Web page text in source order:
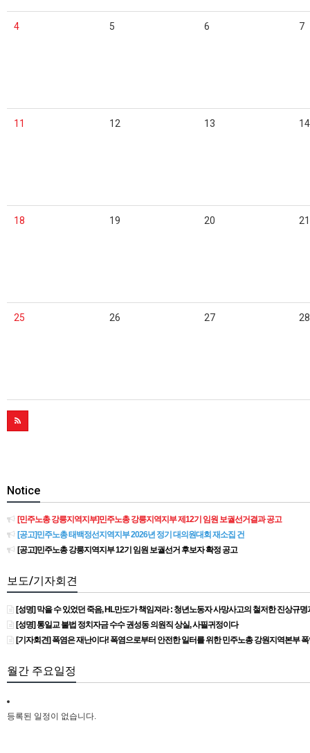
4 5 6 7
11 12 13 14
18 19 20 21
25 26 27 28
Notice
[민주노총 강릉지역지부]민주노총 강릉지역지부 제12기 임원 보궐선거결과 공고
[공고]민주노총 태백정선지역지부 2026년 정기 대의원대회 재소집 건
[공고]민주노총 강릉지역지부 12기 임원 보궐선거 후보자 확정 공고
보도/기자회견
[성명] 막을 수 있었던 죽음, HL만도가 책임져라 : 청년노동자 사망사고의 철저한 진상규
[성명] 통일교 불법 정치자금 수수 권성동 의원직 상실, 사필귀정이다
[기자회견] 폭염은 재난이다! 폭염으로부터 안전한 일터를 위한 민주노총 강원지역본부
월간 주요일정
등록된 일정이 없습니다.